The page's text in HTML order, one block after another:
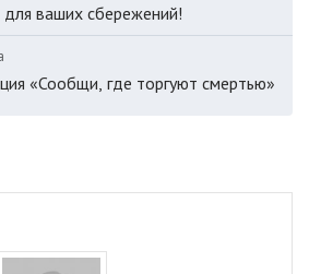
ваших сбережений!
«Сообщи, где торгуют смертью»